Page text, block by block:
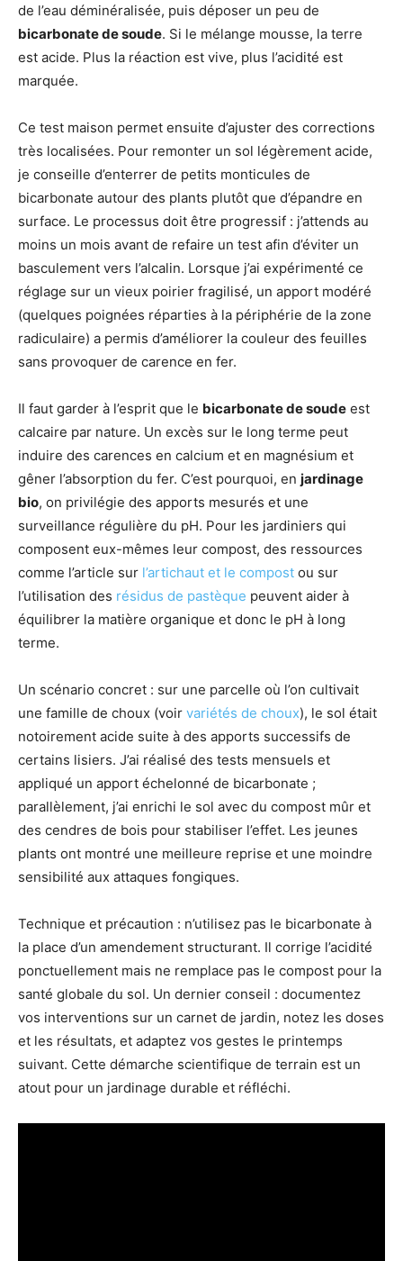
de l’eau déminéralisée, puis déposer un peu de
bicarbonate de soude. Si le mélange mousse, la terre
est acide. Plus la réaction est vive, plus l’acidité est
marquée.
Ce test maison permet ensuite d’ajuster des corrections
très localisées. Pour remonter un sol légèrement acide,
je conseille d’enterrer de petits monticules de
bicarbonate autour des plants plutôt que d’épandre en
surface. Le processus doit être progressif : j’attends au
moins un mois avant de refaire un test afin d’éviter un
basculement vers l’alcalin. Lorsque j’ai expérimenté ce
réglage sur un vieux poirier fragilisé, un apport modéré
(quelques poignées réparties à la périphérie de la zone
radiculaire) a permis d’améliorer la couleur des feuilles
sans provoquer de carence en fer.
Il faut garder à l’esprit que le bicarbonate de soude est
calcaire par nature. Un excès sur le long terme peut
induire des carences en calcium et en magnésium et
gêner l’absorption du fer. C’est pourquoi, en jardinage
bio, on privilégie des apports mesurés et une
surveillance régulière du pH. Pour les jardiniers qui
composent eux-mêmes leur compost, des ressources
comme l’article sur l’artichaut et le compost ou sur
l’utilisation des résidus de pastèque peuvent aider à
équilibrer la matière organique et donc le pH à long
terme.
Un scénario concret : sur une parcelle où l’on cultivait
une famille de choux (voir variétés de choux), le sol était
notoirement acide suite à des apports successifs de
certains lisiers. J’ai réalisé des tests mensuels et
appliqué un apport échelonné de bicarbonate ;
parallèlement, j’ai enrichi le sol avec du compost mûr et
des cendres de bois pour stabiliser l’effet. Les jeunes
plants ont montré une meilleure reprise et une moindre
sensibilité aux attaques fongiques.
Technique et précaution : n’utilisez pas le bicarbonate à
la place d’un amendement structurant. Il corrige l’acidité
ponctuellement mais ne remplace pas le compost pour la
santé globale du sol. Un dernier conseil : documentez
vos interventions sur un carnet de jardin, notez les doses
et les résultats, et adaptez vos gestes le printemps
suivant. Cette démarche scientifique de terrain est un
atout pour un jardinage durable et réfléchi.